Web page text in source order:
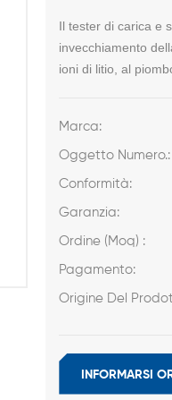
Il tester di carica e
invecchiamento
ioni di litio, al
Marca:
Oggetto Numero.:
Conformità:
Garanzia:
Ordine (Moq) :
Pagamento:
Origine Del
INFORMARSI